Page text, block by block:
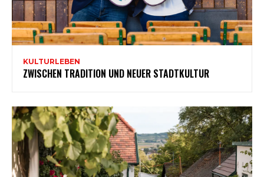
KULTURLEBEN
ZWISCHEN TRADITION UND NEUER STADTKULTUR